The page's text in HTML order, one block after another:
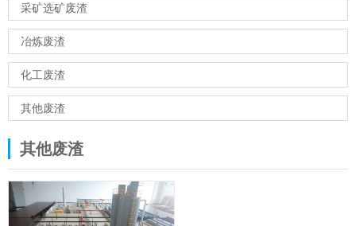
采矿选矿废渣
冶炼废渣
化工废渣
其他废渣
其他废渣